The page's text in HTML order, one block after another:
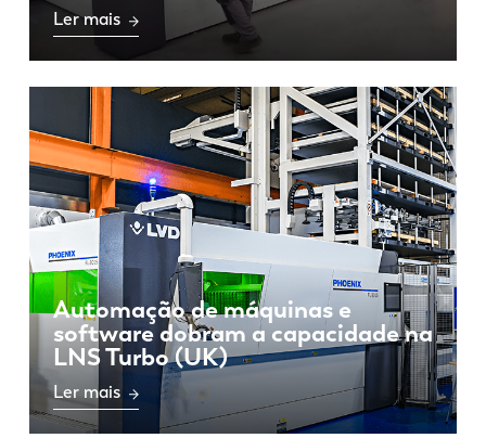
Ler mais
Automação de máquinas e
software dobram a capacidade na
LNS Turbo (UK)
Ler mais